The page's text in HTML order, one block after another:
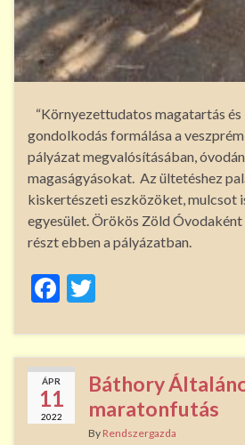
“Környezettudatos magatartás
gondolkodás formálása a
pályázat megvalósításában,
magaságyásokat. Az ültetéshez
kiskertészeti eszközöket, mulcsot
egyesület. Örökös Zöld
részt ebben a pályázatban.
F
e
b
o
o
itt
er
ÁPR
11
2022
Báthory
maratonfutás
By Rendszergazda